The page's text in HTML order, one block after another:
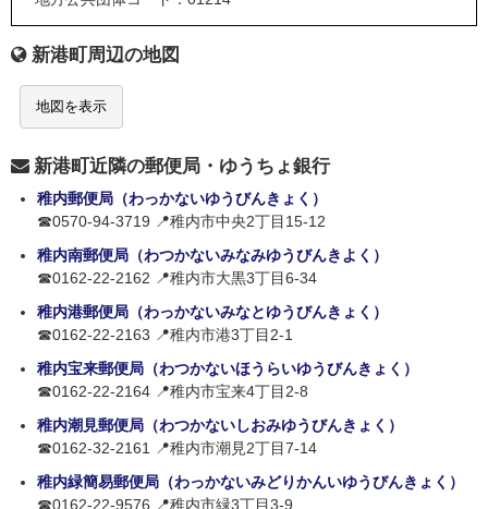
新港町周辺の地図
地図を表示
新港町近隣の郵便局・ゆうちょ銀行
稚内郵便局（わっかないゆうびんきょく）
☎0570-94-3719 📍稚内市中央2丁目15-12
稚内南郵便局（わつかないみなみゆうびんきよく）
☎0162-22-2162 📍稚内市大黒3丁目6-34
稚内港郵便局（わっかないみなとゆうびんきょく）
☎0162-22-2163 📍稚内市港3丁目2-1
稚内宝来郵便局（わつかないほうらいゆうびんきょく）
☎0162-22-2164 📍稚内市宝来4丁目2-8
稚内潮見郵便局（わつかないしおみゆうびんきょく）
☎0162-32-2161 📍稚内市潮見2丁目7-14
稚内緑簡易郵便局（わっかないみどりかんいゆうびんきょく）
☎0162-22-9576 📍稚内市緑3丁目3-9